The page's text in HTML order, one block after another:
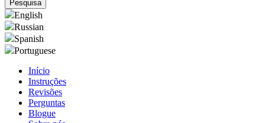
English
Russian
Spanish
Portuguese
Início
Instruções
Revisões
Perguntas
Blogue